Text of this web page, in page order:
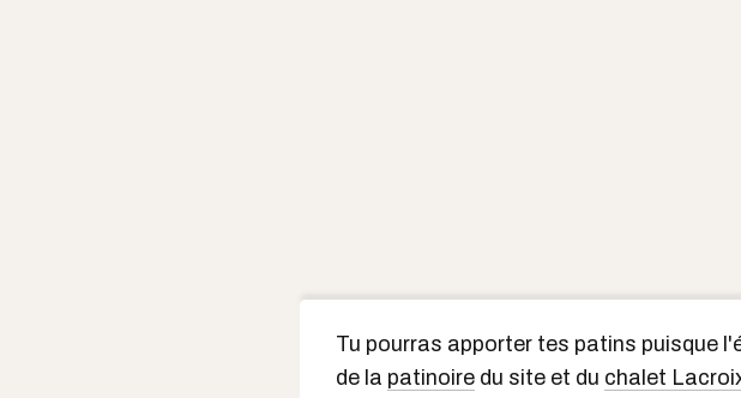
Tu pourras apporter tes patins puisque
de la patinoire du site et du chalet